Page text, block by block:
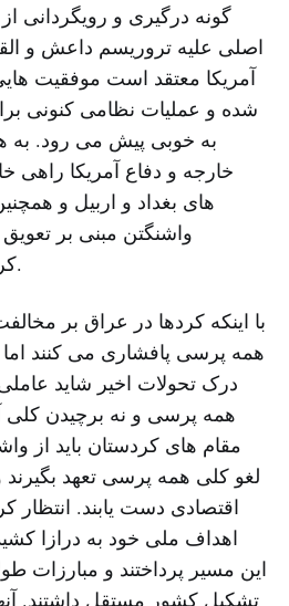
گونه درگیری و رویگردانی
اصلی علیه تروریسم داعش و
آمریکا معتقد است موفقیت
شده و عملیات نظامی کنونی
به خوبی پیش می رود. به
خارجه و دفاع آمریکا راهی
های بغداد و اربیل و
واشنگتن مبنی بر
کردستان را مطرح کردند.
با اینکه کردها در عراق بر
همه پرسی پافشاری می کنند
درک تحولات اخیر شاید عاملی
همه پرسی و نه برچیدن
مقام های کردستان باید از
لغو کلی همه پرسی تعهد
اقتصادی دست یابند. انتظار
اهداف ملی خود به درازا
این مسیر پرداختند و مبارزات
تشکیل کشور مستقل داشتند.